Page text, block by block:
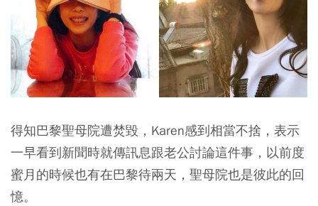
得知巴黎聖母院遭焚毀，Karen感到相當不捨，表示
一早看到新聞時就傳訊息跟老公討論這件事，以前度
蜜月的時候也有在巴黎待兩天，聖母院也是彼此的回
憶。